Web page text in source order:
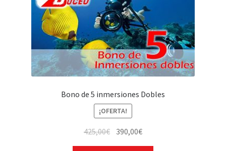
Bono de 5 inmersiones Dobles
¡OFERTA!
425,00€ 390,00€